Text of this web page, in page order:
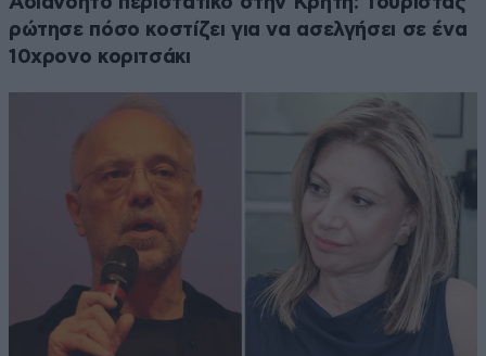
ρώτησε πόσο κοστίζει για να ασελγήσει σε ένα
10χρονο κοριτσάκι